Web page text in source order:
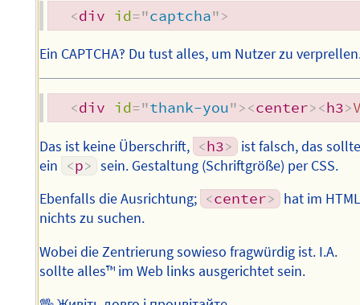
<div id="captcha">
Ein CAPTCHA‽ Du tust alles, um Nutzer zu
<div id="thank-you"><center><h3>
Das ist keine Überschrift, <h3> ist falsch, das
ein <p> sein. Gestaltung (Schriftgröße) per CSS.
Ebenfalls die Ausrichtung; <center> hat im
nichts zu suchen.
Wobei die Zentrierung sowieso fragwürdig ist. I.A.
sollte alles™ im Web links ausgerichtet sein.